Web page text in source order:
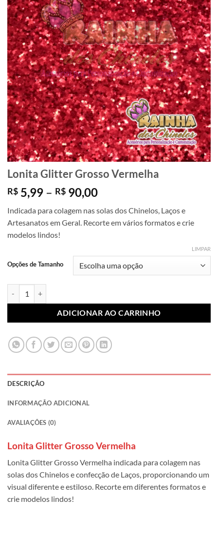
Lonita Glitter Grosso Vermelha
R$ 5,99 – R$ 90,00Faixa
preço:
R$ 5,99
Indicada para colagem nas solas dos Chinelos, Laços e
Artesanatos em Geral. Recorte em vários formatos e crie
modelos lindos!
Opções de Tamanho
LIMPAR
ADICIONAR AO CARRINHO
DESCRIÇÃO
INFORMAÇÃO ADICIONAL
AVALIAÇÕES (0)
Lonita Glitter Grosso Vermelha
Lonita Glitter Grosso Vermelha indicada para colagem nas
solas dos Chinelos e confecção de Laços, proporcionando um
visual diferente e estiloso. Recorte em diferentes formatos e
crie modelos lindos!